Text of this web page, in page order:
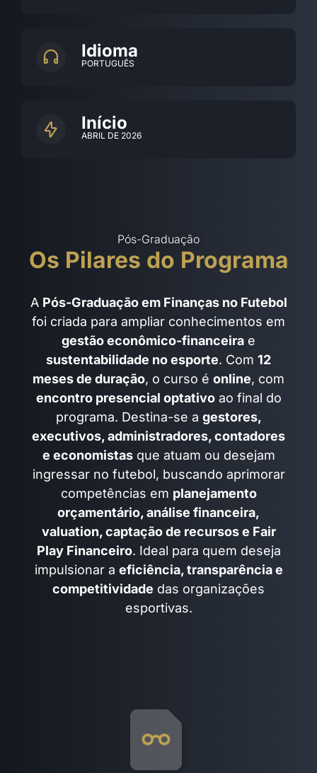
Idioma
PORTUGUÊS
Início
ABRIL DE 2026
Pós-Graduação
Os Pilares do Programa
A Pós-Graduação em Finanças no Futebol
foi criada para ampliar conhecimentos em
gestão econômico-financeira e
sustentabilidade no esporte. Com 12
meses de duração, o curso é online, com
encontro presencial optativoao final do
programa. Destina-se a gestores,
executivos, administradores, contadores
e economistasque atuam ou desejam
ingressar no futebol, buscando aprimorar
competências em planejamento
orçamentário, análise financeira,
valuation, captação de recursos e Fair
Play Financeiro. Ideal para quem deseja
impulsionar a eficiência, transparência e
competitividade das organizações
esportivas.